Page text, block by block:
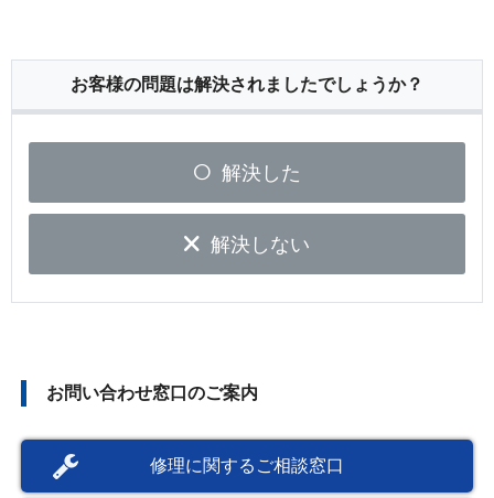
お客様の問題は解決されましたでしょうか？
解決した
解決しない
お問い合わせ窓口のご案内
修理に関するご相談窓口